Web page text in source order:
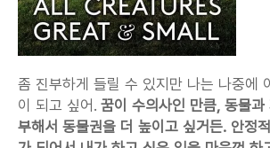
좀 진부하게 들릴 수 있지만 나는 나중에
이 되고 싶어. 꿈이 수의사인 만큼, 동물
부해서 동물권을 더 높이고 싶거든. 안정